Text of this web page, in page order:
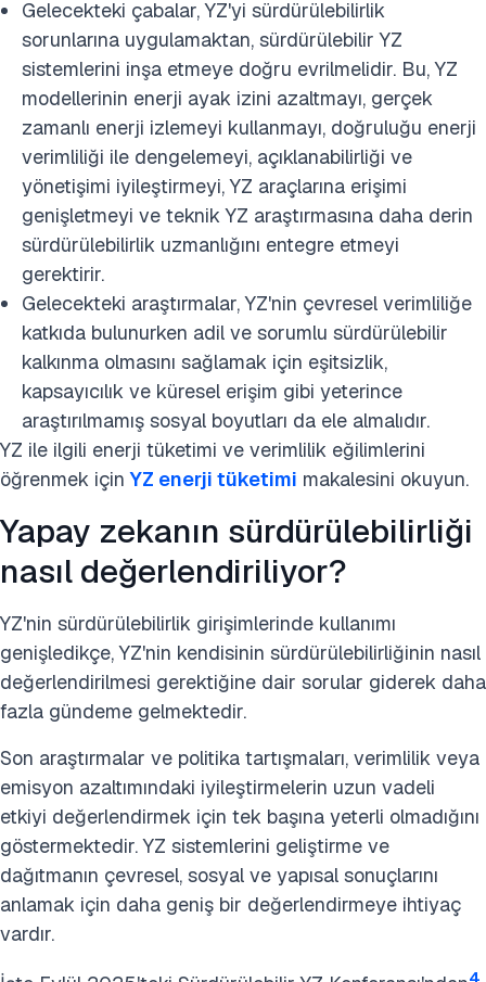
Gelecekteki çabalar, YZ'yi sürdürülebilirlik
sorunlarına uygulamaktan, sürdürülebilir YZ
sistemlerini inşa etmeye doğru evrilmelidir. Bu, YZ
modellerinin enerji ayak izini azaltmayı, gerçek
zamanlı enerji izlemeyi kullanmayı, doğruluğu enerji
verimliliği ile dengelemeyi, açıklanabilirliği ve
yönetişimi iyileştirmeyi, YZ araçlarına erişimi
genişletmeyi ve teknik YZ araştırmasına daha derin
sürdürülebilirlik uzmanlığını entegre etmeyi
gerektirir.
Gelecekteki araştırmalar, YZ'nin çevresel verimliliğe
katkıda bulunurken adil ve sorumlu sürdürülebilir
kalkınma olmasını sağlamak için eşitsizlik,
kapsayıcılık ve küresel erişim gibi yeterince
araştırılmamış sosyal boyutları da ele almalıdır.
YZ ile ilgili enerji tüketimi ve verimlilik eğilimlerini
öğrenmek içinYZ enerji tüketimi makalesini okuyun.
Yapay zekanın sürdürülebilirliği
nasıl değerlendiriliyor?
YZ'nin sürdürülebilirlik girişimlerinde kullanımı
genişledikçe, YZ'nin kendisinin sürdürülebilirliğinin nasıl
değerlendirilmesi gerektiğine dair sorular giderek daha
fazla gündeme gelmektedir.
Son araştırmalar ve politika tartışmaları, verimlilik veya
emisyon azaltımındaki iyileştirmelerin uzun vadeli
etkiyi değerlendirmek için tek başına yeterli olmadığını
göstermektedir. YZ sistemlerini geliştirme ve
dağıtmanın çevresel, sosyal ve yapısal sonuçlarını
anlamak için daha geniş bir değerlendirmeye ihtiyaç
vardır.
4